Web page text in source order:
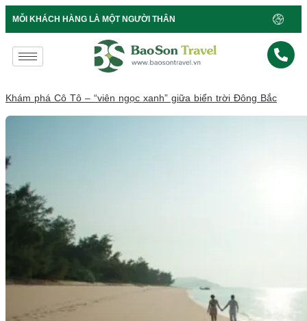
MỖI KHÁCH HÀNG LÀ MỘT NGƯỜI THÂN
Khám phá Cô Tô – “viên ngọc xanh” giữa biển trời Đông Bắc